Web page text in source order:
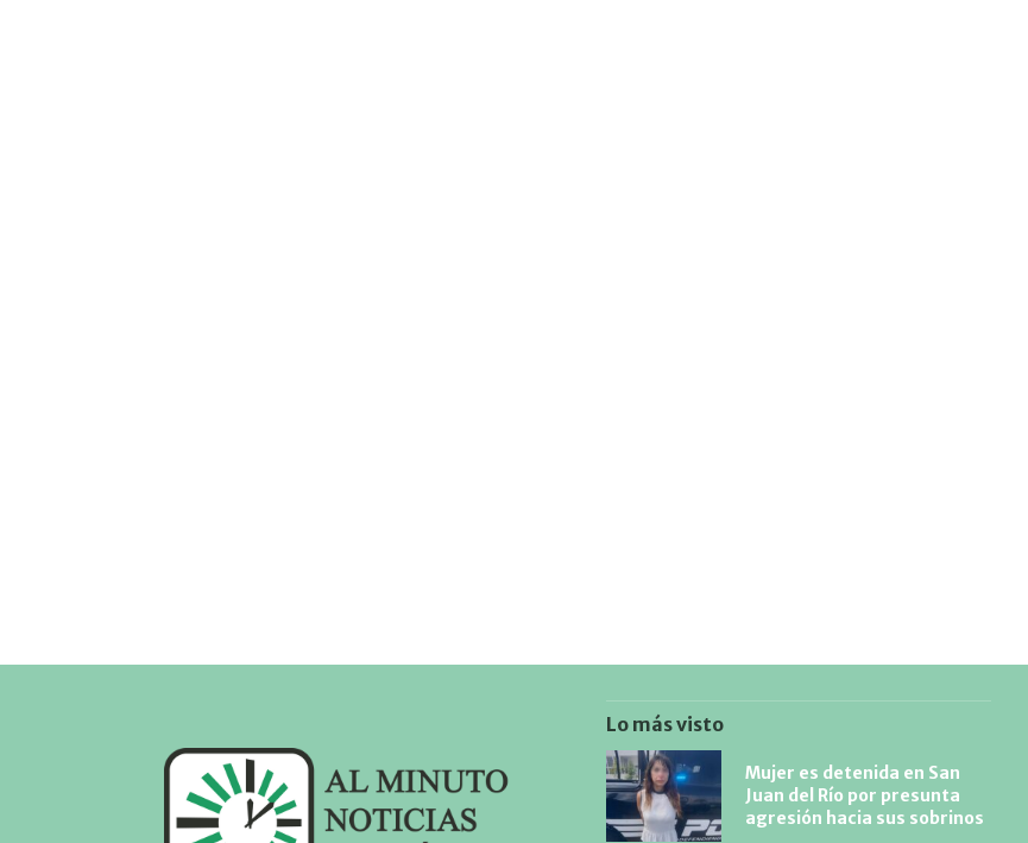
Lo más visto
Mujer es detenida en San
Juan del Río por presunta
agresión hacia sus sobrinos